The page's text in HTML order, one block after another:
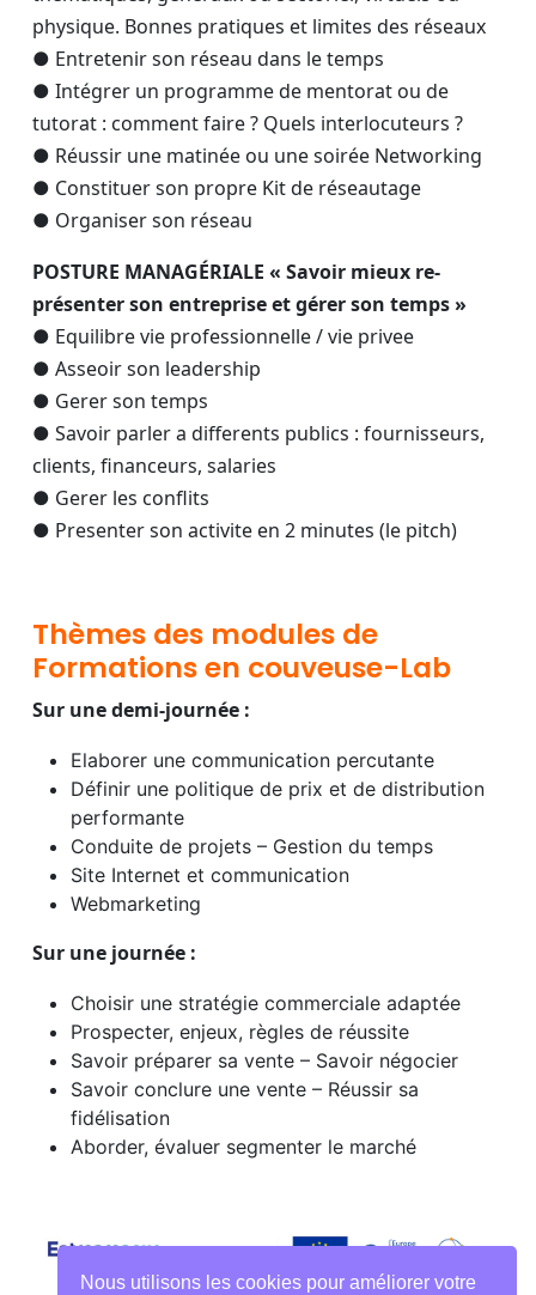
physique. Bonnes pratiques et limites des réseaux
● Entretenir son réseau dans le temps
● Intégrer un programme de mentorat ou de
tutorat : comment faire ? Quels interlocuteurs ?
● Réussir une matinée ou une soirée Networking
● Constituer son propre Kit de réseautage
● Organiser son réseau
POSTURE MANAGÉRIALE « Savoir mieux re-
présenter son entreprise et gérer son temps»
● Equilibre vie professionnelle / vie privee
● Asseoir son leadership
● Gerer son temps
● Savoir parler a differents publics : fournisseurs,
clients, financeurs, salaries
● Gerer les conflits
● Presenter son activite en 2 minutes (le pitch)
Thèmes des modules de
Formations en couveuse-Lab
Sur une demi-journée :
Elaborer une communication percutante
Définir une politique de prix et de distribution
performante
Conduite de projets – Gestion du temps
Site Internet et communication
Webmarketing
Sur une journée :
Choisir une stratégie commerciale adaptée
Prospecter, enjeux, règles de réussite
Savoir préparer sa vente – Savoir négocier
Savoir conclure une vente – Réussir sa
fidélisation
Aborder, évaluer segmenter le marché
Nous utilisons les cookies pour améliorer votre